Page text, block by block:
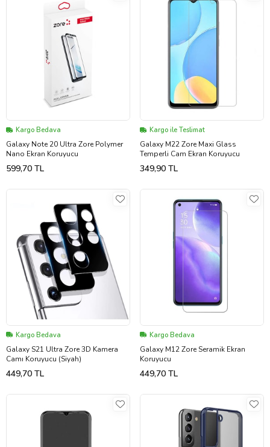
Kargo Bedava
Galaxy Note 20 Ultra Zore Polymer
Nano Ekran Koruyucu
599,70 TL
Kargo ile Teslimat
Galaxy M22 Zore Maxi Glass
Temperli Cam Ekran Koruyucu
349,90 TL
Kargo Bedava
Galaxy S21 Ultra Zore 3D Kamera
Camı Koruyucu (Siyah)
449,70 TL
Kargo Bedava
Galaxy M12 Zore Seramik Ekran
Koruyucu
449,70 TL